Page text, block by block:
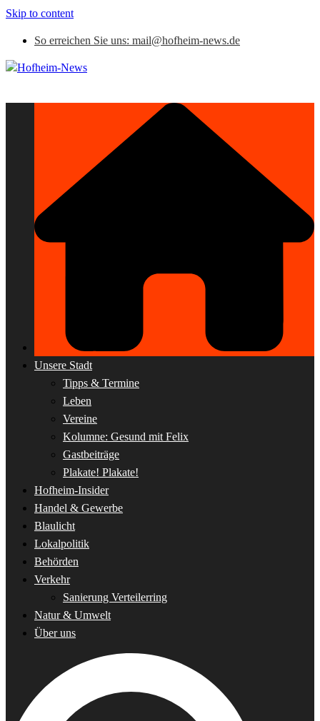
Skip to content
So erreichen Sie uns: mail@hofheim-news.de
Unsere Stadt
Tipps & Termine
Leben
Vereine
Kolumne: Gesund mit Felix
Gastbeiträge
Plakate! Plakate!
Hofheim-Insider
Handel & Gewerbe
Blaulicht
Lokalpolitik
Behörden
Verkehr
Sanierung Verteilerring
Natur & Umwelt
Über uns